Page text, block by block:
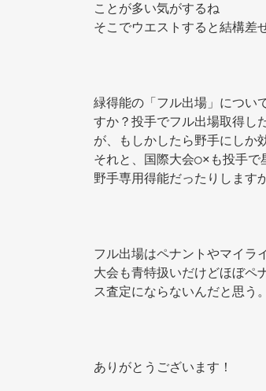
ことが多い気がするね
そこでウエストすると結構差
緑得能の「フル出場」につい
すか？投手でフル出場取得し
が、もしかしたら野手にしか
それと、国際大会○×も投手で
野手専用得能だったりします
フル出場はペナントやマイラ
大会も青特扱いだけどほぼペ
ス査定にならないんだと思う
ありがとうございます！